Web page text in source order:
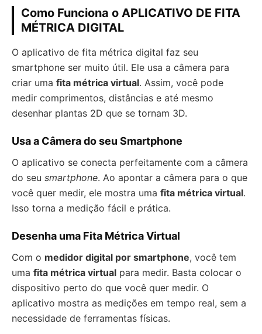
Como Funciona o APLICATIVO DE FITA
MÉTRICA DIGITAL
O aplicativo de fita métrica digital faz seu
smartphone ser muito útil. Ele usa a câmera para
criar uma fita métrica virtual. Assim, você pode
medir comprimentos, distâncias e até mesmo
desenhar plantas 2D que se tornam 3D.
Usa a Câmera do seu Smartphone
O aplicativo se conecta perfeitamente com a câmera
do seu smartphone. Ao apontar a câmera para o que
você quer medir, ele mostra uma fita métrica virtual.
Isso torna a medição fácil e prática.
Desenha uma Fita Métrica Virtual
Com o medidor digital por smartphone, você tem
uma fita métrica virtual para medir. Basta colocar o
dispositivo perto do que você quer medir. O
aplicativo mostra as medições em tempo real, sem a
necessidade de ferramentas físicas.